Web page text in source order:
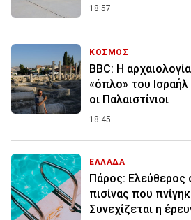
18:57
ΚΟΣΜΟΣ
BBC: Η
«όπλο» του Ισραήλ
οι Παλαιστίνιοι
18:45
ΕΛΛΑΔΑ
Πάρος: Ελεύθερος
πισίνας που
Συνεχίζεται η